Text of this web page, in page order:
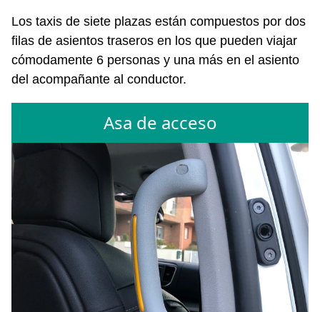
Los taxis de siete plazas están compuestos por dos
filas de asientos traseros en los que pueden viajar
cómodamente 6 personas y una más en el asiento
del acompañante al conductor.
Asa de acceso